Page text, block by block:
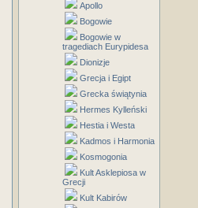
Apollo
Bogowie
Bogowie w
tragediach Eurypidesa
Dionizje
Grecja i Egipt
Grecka świątynia
Hermes Kylleński
Hestia i Westa
Kadmos i Harmonia
Kosmogonia
Kult Asklepiosa w
Grecji
Kult Kabirów